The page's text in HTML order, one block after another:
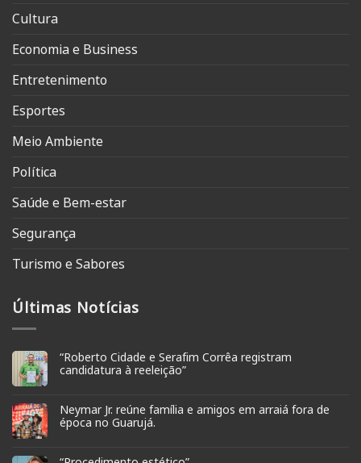
Cultura
Economia e Business
Entretenimento
Esportes
Meio Ambiente
Política
Saúde e Bem-estar
Segurança
Turismo e Sabores
Últimas Notícias
“Roberto Cidade e Serafim Corrêa registram
candidatura à reeleição”
Neymar Jr. reúne família e amigos em arraiá fora de
época no Guarujá.